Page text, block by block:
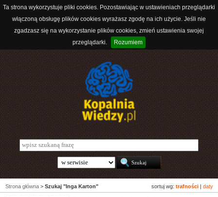
Ta strona wykorzystuje pliki cookies. Pozostawiając w ustawieniach przeglądarki
włączoną obsługę plików cookies wyrażasz zgodę na ich użycie. Jeśli nie
zgadzasz się na wykorzystanie plików cookies, zmień ustawienia swojej
przeglądarki.
Rozumiem
sortuj wg: trafności daty
Strona główna > Szukaj "Inga Karton"